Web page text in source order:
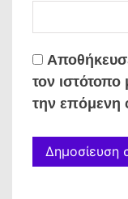
τον
την επόμενη